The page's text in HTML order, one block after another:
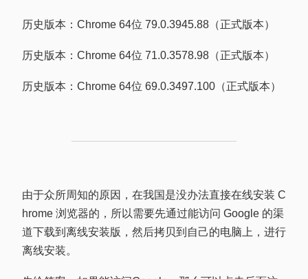
历史版本：Chrome 64位 79.0.3945.88（正式版本）
历史版本：Chrome 64位 71.0.3578.98（正式版本）
历史版本：Chrome 64位 69.0.3497.100（正式版本）
由于众所周知的原因，在我国是没办法直接在线安装 C
hrome 浏览器的，所以需要先通过能访问 Google 的渠
道下载到离线安装版，然后拷贝到自己的电脑上，进行
离线安装。